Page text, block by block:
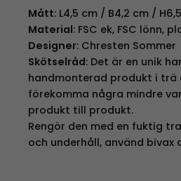
Mått: L4,5 cm / B4,2 cm /
Material: FSC ek, FSC lönn,
Designer: Chresten Sommer
Skötselråd: Det är en unik
handmonterad produkt i trä
förekomma några mindre
produkt till produkt.
Rengör den med en fuktig
och underhåll, använd bivax